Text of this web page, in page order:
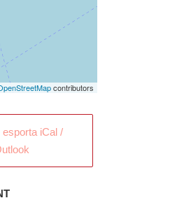
contributors
esporta iCal /